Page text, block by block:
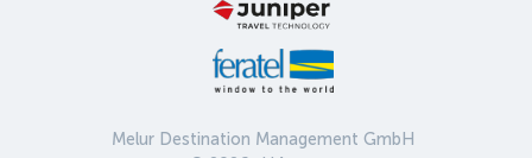
Melur Destination Management GmbH